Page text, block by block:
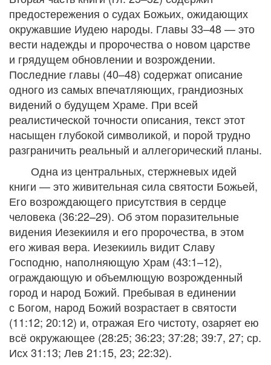
предостережения о судах Божьих, ожидающих
окружавшие Иудею народы. Главы 33–48 — это
вести надежды и пророчества о новом царстве
и грядущем обновлении и возрождении.
Последние главы (40–48) содержат описание
одного из самых впечатляющих, грандиозных
видений о будущем Храме. При всей
реалистической точности описания, текст этот
насыщен глубокой символикой, и порой трудно
разграничить реальный и аллегорический планы.
Одна из центральных, стержневых идей
книги — это живительная сила святости Божьей,
Его возрождающего присутствия в сердце
человека (36:22–29). Об этом поразительные
видения Иезекииля и его пророчества, в этом
его живая вера. Иезекииль видит Славу
Господню, наполняющую Храм (43:1–12),
ограждающую и объемлющую возрожденный
город и народ Божий. Пребывая в единении
с Богом, народ Божий возрастает в святости
(11:12; 20:12) и, отражая Его чистоту, озаряет ею
всё окружающее (28:25; 36:23; 37:28; 39:7, 27; ср.
Исх 31:13; Лев 21:15, 23; 22:32).